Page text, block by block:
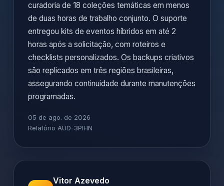
curadoria de 18 coleções temáticas em menos
de duas horas de trabalho conjunto. O suporte
entregou kits de eventos híbridos em até 2
horas após a solicitação, com roteiros e
checklists personalizados. Os backups criativos
são replicados em três regiões brasileiras,
assegurando continuidade durante manutenções
programadas.
05 de ago. de 2026
Relatório AUD-3PIHN
Vitor Azevedo